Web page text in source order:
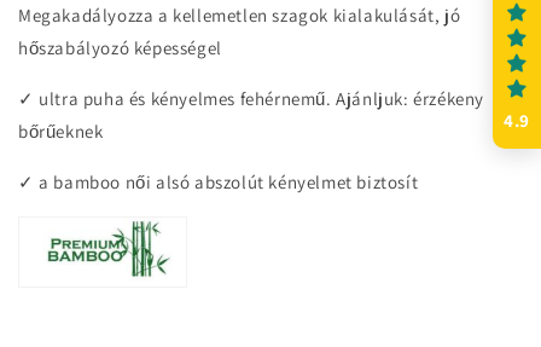
Megakadályozza a kellemetlen szagok kialakulását, jó
hőszabályozó képességel
✓ ultra puha és kényelmes fehérnemű. Ajánljuk: érzékeny
bőrűeknek
✓ a bamboo női alsó abszolút kényelmet biztosít
4.9